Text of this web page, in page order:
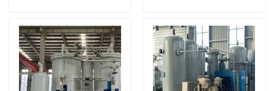
Επισκεψή εργοστασίου
Έλεγχος ποιότητας